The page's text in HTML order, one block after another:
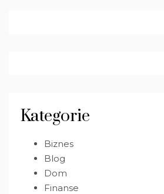
Kategorie
Biznes
Blog
Dom
Finanse